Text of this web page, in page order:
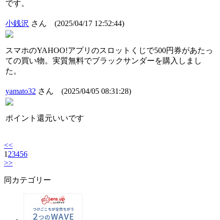
です。
小銭沢 さん (2025/04/17 12:52:44)
スマホのYAHOO!アプリのスロットくじで500円券があたっ
ての買い物。実質無料でブラックサンダーを購入しまし
た。
yamato32 さん (2025/04/05 08:31:28)
ポイント還元いいです
<<
1 23456
>>
同カテゴリー